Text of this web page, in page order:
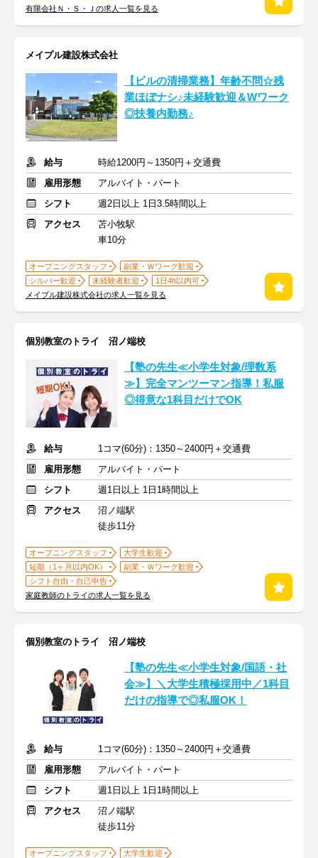
有限会社Ｎ・Ｓ・Ｊの求人一覧を見る
メイプル建設株式会社
【ビルの清掃業務】年齢不問☆残
業ほぼナシ♪未経験歓迎＆Wワーク
◎扶養内勤務♪
給与
時給1200円～1350円＋交通費
雇用形態
アルバイト・パート
シフト
週2日以上 1日3.5時間以上
アクセス
苫小牧駅
車10分
オープニングスタッフ
副業・Ｗワーク歓迎
シルバー歓迎
未経験者歓迎
1日4h以内可
メイプル建設株式会社の求人一覧を見る
個別教室のトライ 沼ノ端校
【塾の先生≪小学生対象/理数系
≫】完全マンツーマン指導！私服
◎得意な1科目だけでOK
給与
1コマ(60分)：1350～2400円＋交通費
雇用形態
アルバイト・パート
シフト
週1日以上 1日1時間以上
アクセス
沼ノ端駅
徒歩11分
オープニングスタッフ
大学生歓迎
短期（1ヶ月以内OK）
副業・Ｗワーク歓迎
シフト自由・自己申告
家庭教師のトライの求人一覧を見る
個別教室のトライ 沼ノ端校
【塾の先生≪小学生対象/国語・社
会≫】＼大学生積極採用中／1科目
だけの指導で◎私服OK！
給与
1コマ(60分)：1350～2400円＋交通費
雇用形態
アルバイト・パート
シフト
週1日以上 1日1時間以上
アクセス
沼ノ端駅
徒歩11分
オープニングスタッフ 大学生歓迎